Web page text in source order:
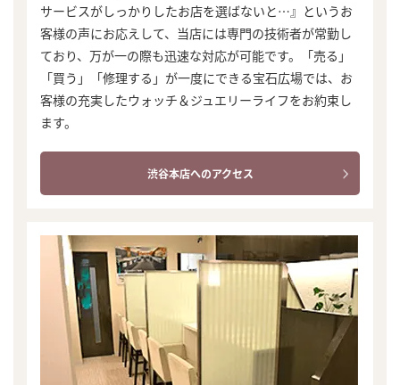
サービスがしっかりしたお店を選ばないと…』というお
客様の声にお応えして、当店には専門の技術者が常勤し
ており、万が一の際も迅速な対応が可能です。「売る」
「買う」「修理する」が一度にできる宝石広場では、お
客様の充実したウォッチ＆ジュエリーライフをお約束し
ます。
渋谷本店へのアクセス